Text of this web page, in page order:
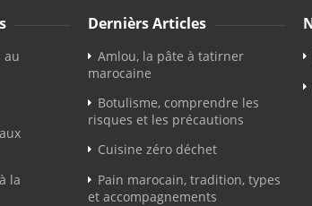
au
la
Dernièrs Articles
Amlou, la pâte à tatirner
marocaine
Botulisme, comprendre les
risques et les précautions
Cuisine zéro déchet
Pain marocain, tradition, types
et accompagnements